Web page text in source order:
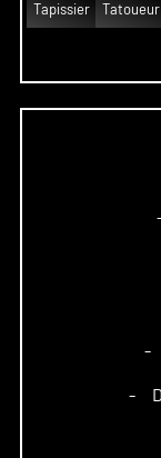
Tapissier Tatoueur
–
–